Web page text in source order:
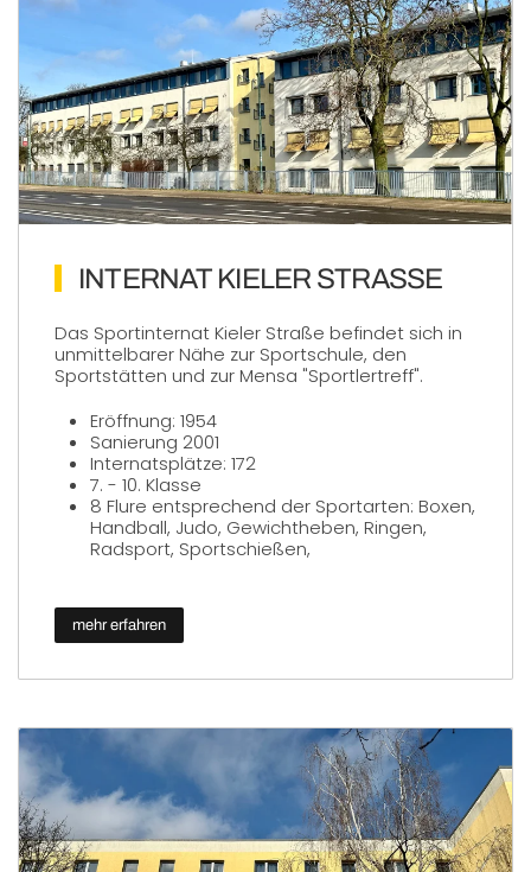
INTERNAT KIELER STRASSE
Das Sportinternat Kieler Straße befindet sich in
unmittelbarer Nähe zur Sportschule, den
Sportstätten und zur Mensa "Sportlertreff".
Eröffnung: 1954
Sanierung 2001
Internatsplätze: 172
7. - 10. Klasse
8 Flure entsprechend der Sportarten: Boxen,
Handball, Judo, Gewichtheben, Ringen,
Radsport, Sportschießen,
mehr erfahren